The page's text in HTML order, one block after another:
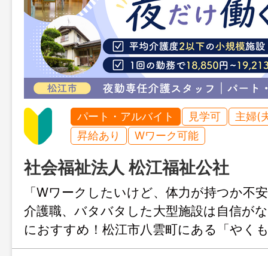
パート・アルバイト 見学可
主婦(
昇給あり
Wワーク可能
社会福祉法人 松江福祉公社
「Wワークしたいけど、体力が持つか不
介護職、バタバタした大型施設は自信が
におすすめ！松江市八雲町にある「やく
夜勤専任の介護スタッフ募集！勤務は【